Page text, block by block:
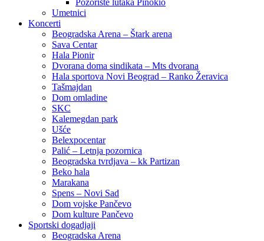
Pozorište lutaka Pinokio
Umetnici
Koncerti
Beogradska Arena – Štark arena
Sava Centar
Hala Pionir
Dvorana doma sindikata – Mts dvorana
Hala sportova Novi Beograd – Ranko Žeravica
Tašmajdan
Dom omladine
SKC
Kalemegdan park
Ušće
Belexpocentar
Palić – Letnja pozornica
Beogradska tvrdjava – kk Partizan
Beko hala
Marakana
Spens – Novi Sad
Dom vojske Pančevo
Dom kulture Pančevo
Sportski dogadjaji
Beogradska Arena